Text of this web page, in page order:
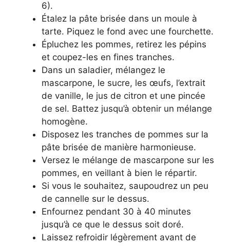
6).
Étalez la pâte brisée dans un moule à
tarte. Piquez le fond avec une fourchette.
Épluchez les pommes, retirez les pépins
et coupez-les en fines tranches.
Dans un saladier, mélangez le
mascarpone, le sucre, les œufs, l’extrait
de vanille, le jus de citron et une pincée
de sel. Battez jusqu’à obtenir un mélange
homogène.
Disposez les tranches de pommes sur la
pâte brisée de manière harmonieuse.
Versez le mélange de mascarpone sur les
pommes, en veillant à bien le répartir.
Si vous le souhaitez, saupoudrez un peu
de cannelle sur le dessus.
Enfournez pendant 30 à 40 minutes
jusqu’à ce que le dessus soit doré.
Laissez refroidir légèrement avant de